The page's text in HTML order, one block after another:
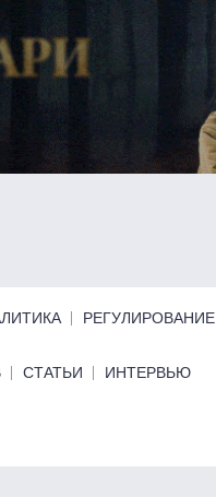
РЕГУЛИРОВАНИЕ
СТАТЬИ ИНТЕРВЬЮ